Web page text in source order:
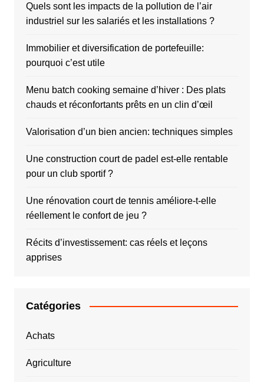
Quels sont les impacts de la pollution de l’air
industriel sur les salariés et les installations ?
Immobilier et diversification de portefeuille:
pourquoi c’est utile
Menu batch cooking semaine d’hiver : Des plats
chauds et réconfortants prêts en un clin d’œil
Valorisation d’un bien ancien: techniques simples
Une construction court de padel est-elle rentable
pour un club sportif ?
Une rénovation court de tennis améliore-t-elle
réellement le confort de jeu ?
Récits d’investissement: cas réels et leçons
apprises
Catégories
Achats
Agriculture